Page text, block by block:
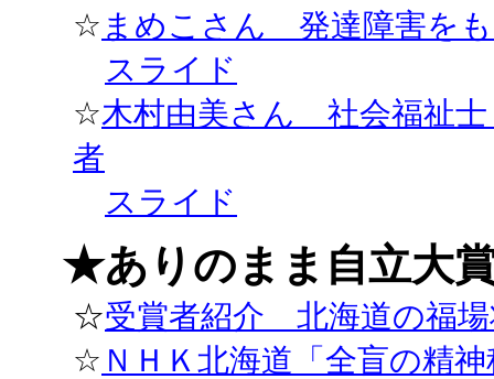
☆ まめこさん 発達障害を
スライド
☆木村由美さん 社会福祉
者
スライド
★ありのまま自立大
☆受賞者紹介 北海道の福
☆ ＮＨＫ北海道「全盲の精